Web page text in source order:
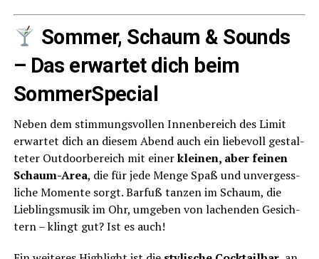
Som­mer, Schaum & Sounds
– Das erwar­tet dich beim
SommerSpecial
Neben dem stim­mungs­vol­len Innen­be­reich des Limit
erwar­tet dich an die­sem Abend auch ein lie­be­voll gestal­
te­ter Out­door­be­reich mit einerklei­nen, aber fei­nen
Schaum-Area, die für jede Men­ge Spaß und unver­gess­
li­che Momen­te sorgt. Bar­fuß tan­zen im Schaum, die
Lieb­lings­mu­sik im Ohr, umge­ben von lachen­den Gesich­
tern – klingt gut? Ist es auch!